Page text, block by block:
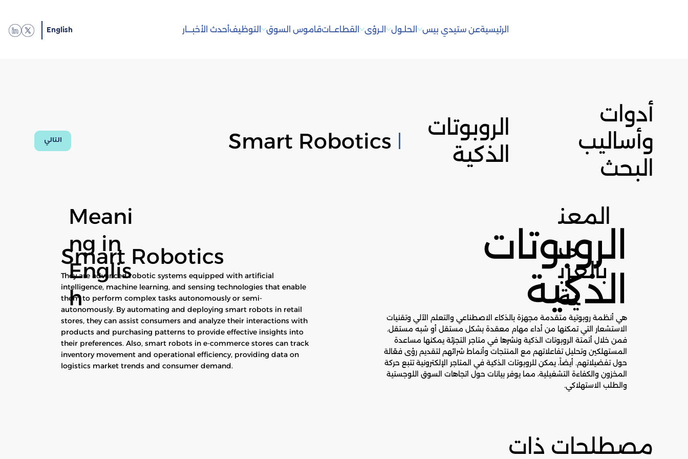
English أحدث الأخبـــارالتوظيف قاموس السوقالقطاعــات الـرؤى الحلـول عن ستيدي بيسالرئيسية
التالي Smart Robotics
الروبوتات
الذكية
أدوات
وأساليب
البحث
Meani
ng in
Englis
h
Smart Robotics
They are advanced robotic systems equipped with artificial
intelligence, machine learning, and sensing technologies that enable
them to perform complex tasks autonomously or semi-
autonomously. By automating and deploying smart robots in retail
stores, they can assist consumers and analyze their interactions with
products and purchasing patterns to provide effective insights into
their preferences. Also, smart robots in e-commerce stores can track
inventory movement and operational efficiency, providing data on
logistics market trends and consumer demand.
المعن
ى
بالعرب
ية
الروبوتات
الذكية
هي أنظمة روبوتية متقدمة مجهزة بالذكاء الاصطناعي والتعلم الآلي وتقنيات
الاستشعار التي تمكنها من أداء مهام معقدة بشكل مستقل أو شبه مستقل.
فمن خلال أتمتة الروبوتات الذكية ونشرها في متاجر التجزئة يمكنها مساعدة
المستهلكين وتحليل تفاعلاتهم مع المنتجات وأنماط شرائهم لتقديم رؤى فعّالة
حول تفضيلاتهم. أيضاً، يمكن للروبوتات الذكية في المتاجر الإلكترونية تتبع حركة
المخزون والكفاءة التشغيلية، مما يوفر بيانات حول اتجاهات السوق اللوجستية
والطلب الاستهلاكي.
مصطلحات ذات